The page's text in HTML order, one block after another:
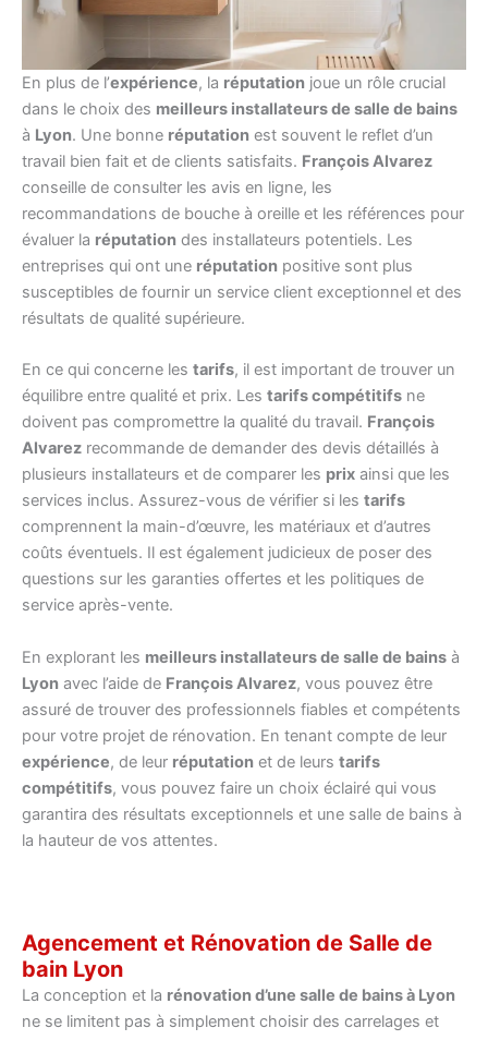
En plus de l’expérience, la réputation joue un rôle crucial
dans le choix des meilleurs installateurs de salle de bains
à Lyon. Une bonne réputation est souvent le reflet d’un
travail bien fait et de clients satisfaits. François Alvarez
conseille de consulter les avis en ligne, les
recommandations de bouche à oreille et les références pour
évaluer la réputation des installateurs potentiels. Les
entreprises qui ont une réputation positive sont plus
susceptibles de fournir un service client exceptionnel et des
résultats de qualité supérieure.
En ce qui concerne les tarifs, il est important de trouver un
équilibre entre qualité et prix. Les tarifs compétitifs ne
doivent pas compromettre la qualité du travail. François
Alvarez recommande de demander des devis détaillés à
plusieurs installateurs et de comparer les prix ainsi que les
services inclus. Assurez-vous de vérifier si les tarifs
comprennent la main-d’œuvre, les matériaux et d’autres
coûts éventuels. Il est également judicieux de poser des
questions sur les garanties offertes et les politiques de
service après-vente.
En explorant les meilleurs installateurs de salle de bains à
Lyon avec l’aide de François Alvarez, vous pouvez être
assuré de trouver des professionnels fiables et compétents
pour votre projet de rénovation. En tenant compte de leur
expérience, de leur réputation et de leurs tarifs
compétitifs, vous pouvez faire un choix éclairé qui vous
garantira des résultats exceptionnels et une salle de bains à
la hauteur de vos attentes.
Agencement et Rénovation de Salle de
bain Lyon
La conception et la rénovation d’une salle de bains à Lyon
ne se limitent pas à simplement choisir des carrelages et